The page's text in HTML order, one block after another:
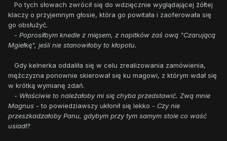
Po tych słowach zwrócił się do wdzięcznie wyglądającej żółtej
klaczy o przyjemnym głosie, która go powitała i zaoferowała się
go obsłużyć.
- Poprosiłbym knedle z mięsem, z napitków zaś ową "Czarującą
Mgiełkę", jeśli nie stanowiłoby to kłopotu.
Gdy kelnerka oddaliła się w celu zrealizowania zamówienia,
mężczyzna ponownie skierował się ku magowi, z którym wdał się
w krótką wymianę zdań.
- Właściwie to należałoby mi się chyba przedstawić. Zwą mnie
Magnus - to powiedziawszy ukłonił się lekko - Czy nie
przeszkadzałoby Panu, gdybym przy tym samym stole co waść
usiadł?